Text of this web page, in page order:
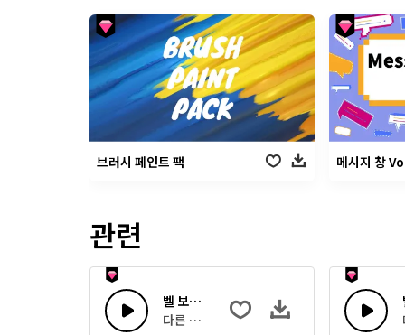
브러시 페인트 팩 메시지 창
관련
벨 보울 35
다른 음색으로 부딪히는 여러 사발의 효과음의